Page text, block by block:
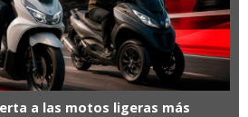
a las motos ligeras más